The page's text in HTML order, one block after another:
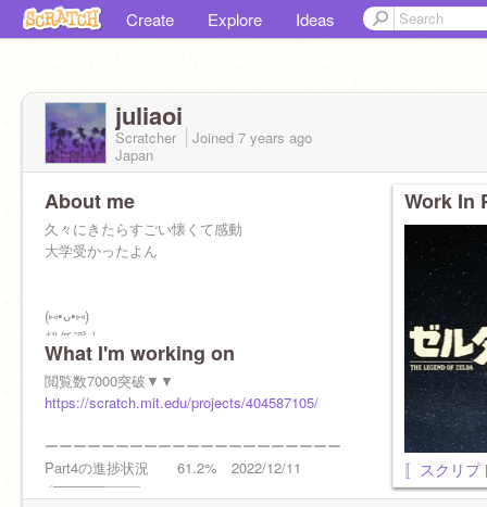
Create Explore Ideas
juliaoi
Scratcher Joined 7 years ago
Japan
About me
久々にきたらすごい懐くて感動
大学受かったよん
(⑅•ᴗ•⑅)
超低浮上
コメ返はがんばる
フォロバはしません
がんばった。きいてね▶︎▶︎▶︎
What I'm working on
閲覧数7000突破▼▼
https://scratch.mit.edu/projects/404587105/
ーーーーーーーーーーーーーーーーーーーーー
Part4の進捗状況 61.2% 2022/12/11
⚡️⬛︎⬛︎⬛︎⬛︎⬛︎⬛︎⬜︎⬜︎⬜︎⬜︎
Work In